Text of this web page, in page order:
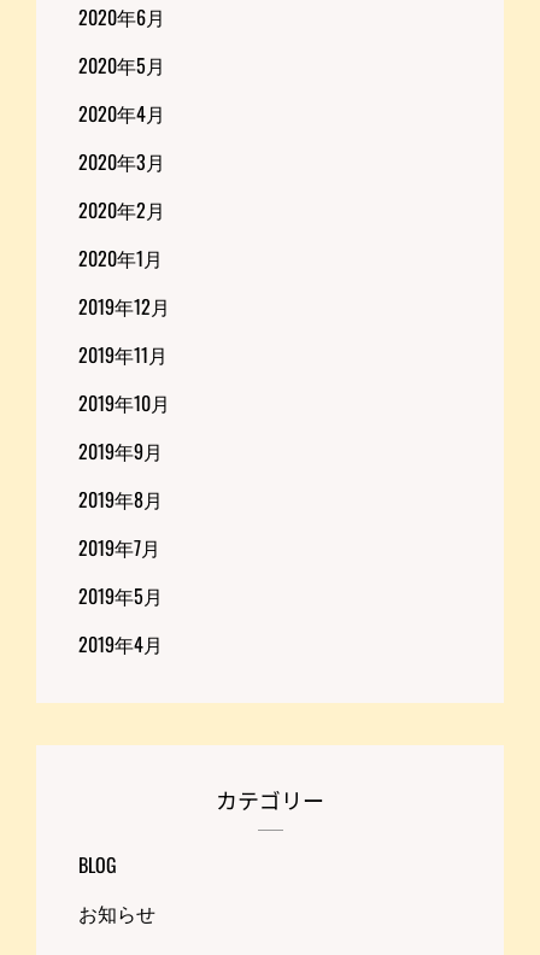
2020年6月
2020年5月
2020年4月
2020年3月
2020年2月
2020年1月
2019年12月
2019年11月
2019年10月
2019年9月
2019年8月
2019年7月
2019年5月
2019年4月
カテゴリー
BLOG
お知らせ